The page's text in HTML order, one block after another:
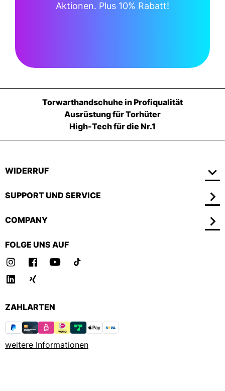
Aktionen. Plus 10% Rabatt!
Torwarthandschuhe in Profiqualität
Ausrüstung für Torhüter
High-Tech für die Nr.1
WIDERRUF
SUPPORT UND SERVICE
COMPANY
FOLGE UNS AUF
ZAHLARTEN
weitere Informationen